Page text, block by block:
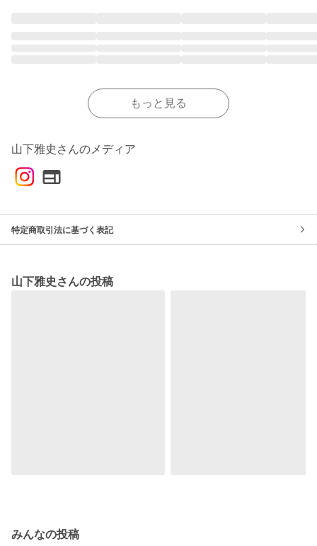
もっと見る
山下雅史さんのメディア
特定商取引法に基づく表記
山下雅史さんの投稿
みんなの投稿